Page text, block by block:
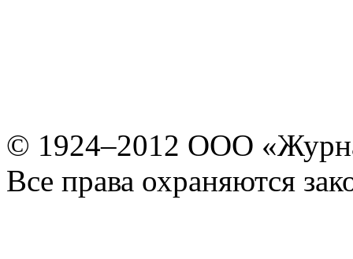
© 1924–2012 ООО
Все права охраняются